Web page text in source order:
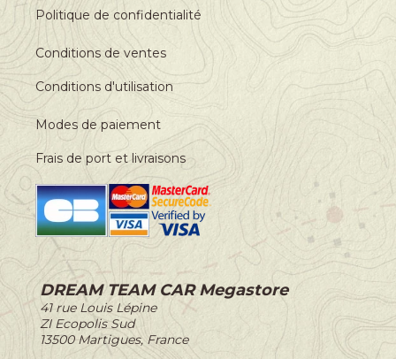
Politique de confidentialité
Conditions de ventes
Conditions d'utilisation
Modes de paiement
Frais de port et livraisons
DREAM TEAM CAR Megastore
-41 rue Louis Lépine
-
ZI Ecopolis Sud
-13500 Martigues, France